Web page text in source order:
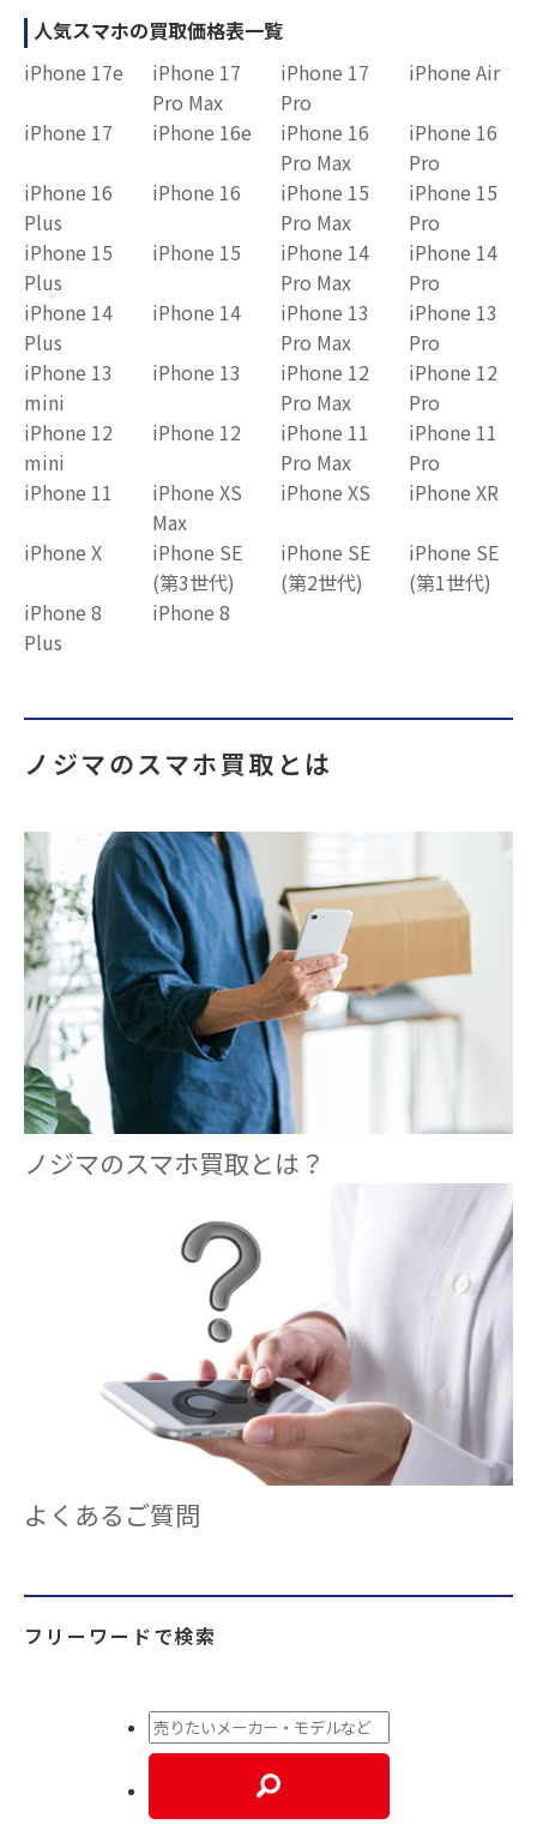
人気スマホの買取価格表一覧
iPhone 17e
iPhone 17
Pro Max
iPhone 17
Pro
iPhone Air
iPhone 17 iPhone 16e
iPhone 16
Pro Max
iPhone 16
Pro
iPhone 16
Plus
iPhone 16
iPhone 15
Pro Max
iPhone 15
Pro
iPhone 15
Plus
iPhone 15
iPhone 14
Pro Max
iPhone 14
Pro
iPhone 14
Plus
iPhone 14
iPhone 13
Pro Max
iPhone 13
Pro
iPhone 13
mini
iPhone 13
iPhone 12
Pro Max
iPhone 12
Pro
iPhone 12
mini
iPhone 12
iPhone 11
Pro Max
iPhone 11
Pro
iPhone 11
iPhone XS
Max
iPhone XS iPhone XR
iPhone X
iPhone SE
(第3世代)
iPhone SE
(第2世代)
iPhone SE
(第1世代)
iPhone 8
Plus
iPhone 8
ノジマのスマホ買取とは
ノジマのスマホ買取とは？
よくあるご質問
フリーワードで検索